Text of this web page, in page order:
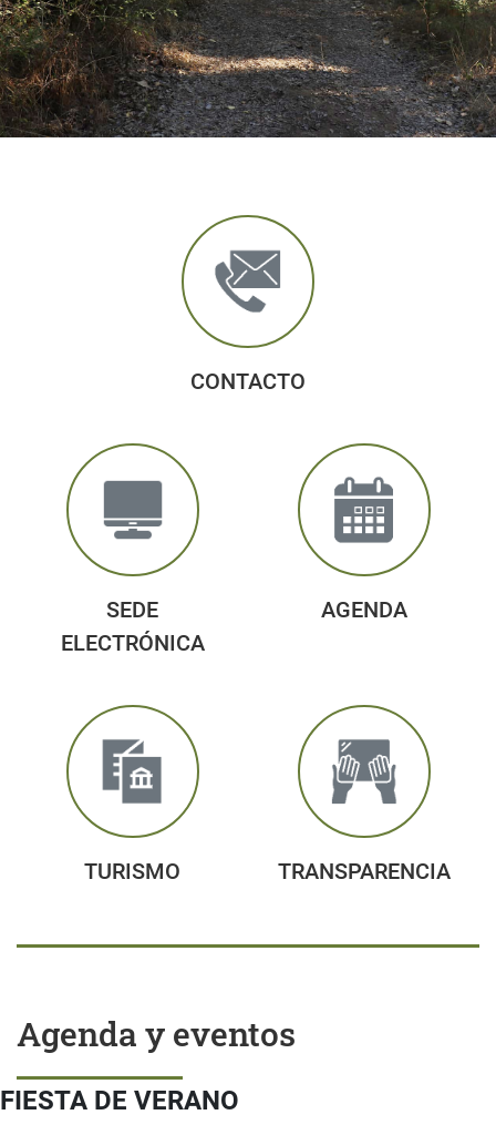
CONTACTO
SEDE
ELECTRÓNICA
AGENDA
TURISMO TRANSPARENCIA
Agenda y eventos
FIESTA DE VERANO